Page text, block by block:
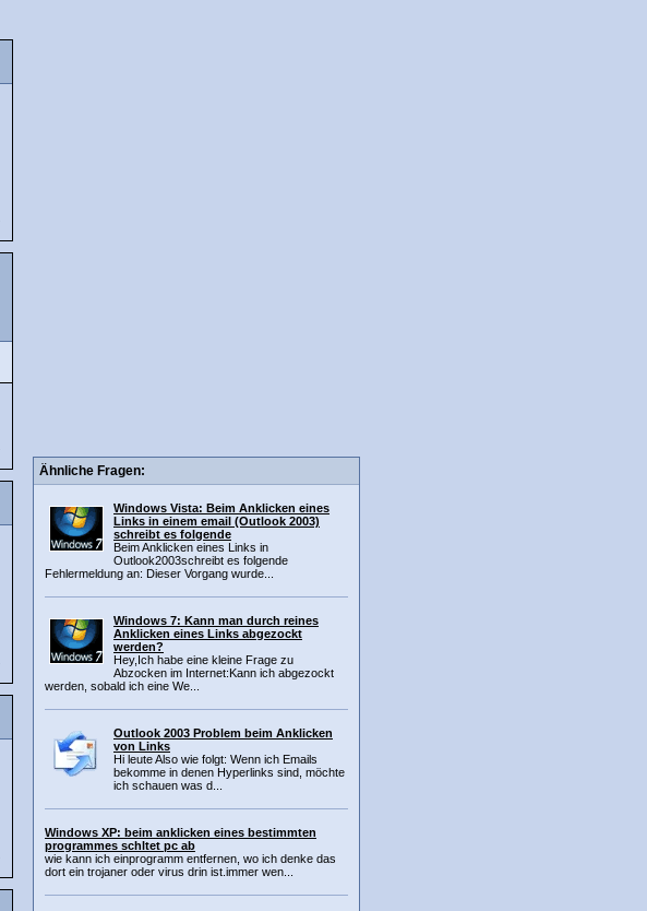
Ähnliche Fragen:
Windows Vista: Beim Anklicken eines
Links in einem email (Outlook 2003)
schreibt es folgende
Beim Anklicken eines Links in
Outlook2003schreibt es folgende
Fehlermeldung an: Dieser Vorgang wurde...
Windows 7: Kann man durch reines
Anklicken eines Links abgezockt
werden?
Hey,Ich habe eine kleine Frage zu
Abzocken im Internet:Kann ich abgezockt
werden, sobald ich eine We...
Outlook 2003 Problem beim Anklicken
von Links
Hi leute Also wie folgt: Wenn ich Emails
bekomme in denen Hyperlinks sind, möchte
ich schauen was d...
Windows XP: beim anklicken eines bestimmten
programmes schltet pc ab
wie kann ich einprogramm entfernen, wo ich denke das
dort ein trojaner oder virus drin ist.immer wen...